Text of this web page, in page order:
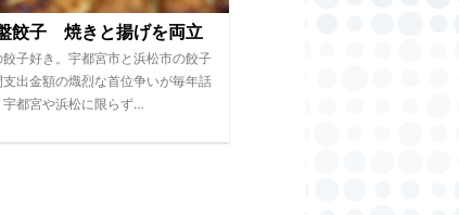
餃子 焼きと揚げを両立
餃子好き。宇都宮市と浜松市の餃子
出金額の熾烈な首位争いが毎年話
宇都宮や浜松に限らず…